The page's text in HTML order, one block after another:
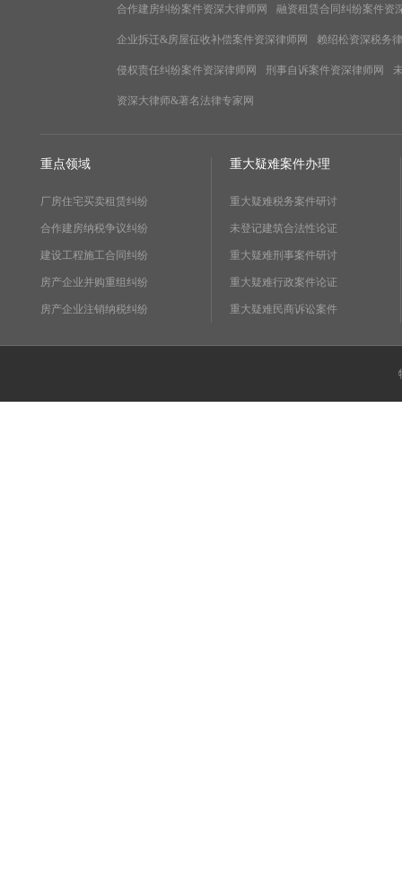
合作建房纠纷案件资深大律师网 融资租赁合同纠纷案件资
企业拆迁&房屋征收补偿案件资深律师网 赖绍松资深税务
侵权责任纠纷案件资深律师网 刑事自诉案件资深律师网
资深大律师&著名法律专家网
重点领域
厂房住宅买卖租赁纠纷
合作建房纳税争议纠纷
建设工程施工合同纠纷
房产企业并购重组纠纷
房产企业注销纳税纠纷
重大疑难案件办理
重大疑难税务案件研讨
未登记建筑合法性论证
重大疑难刑事案件研讨
重大疑难行政案件论证
重大疑难民商诉讼案件